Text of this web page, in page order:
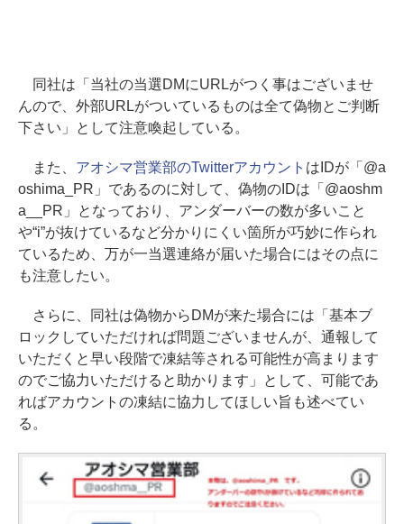
同社は「当社の当選DMにURLがつく事はございませ
んので、外部URLがついているものは全て偽物とご判断
下さい」として注意喚起している。
また、 アオシマ営業部のTwitterアカウント はIDが「@a
oshima_PR」であるのに対して、偽物のIDは「@aoshm
a__PR」となっており、アンダーバーの数が多いこと
や“i”が抜けているなど分かりにくい箇所が巧妙に作られ
ているため、万が一当選連絡が届いた場合にはその点に
も注意したい。
さらに、同社は偽物からDMが来た場合には「基本ブ
ロックしていただければ問題ございませんが、通報して
いただくと早い段階で凍結等される可能性が高まります
のでご協力いただけると助かります」として、可能であ
ればアカウントの凍結に協力してほしい旨も述べてい
る。